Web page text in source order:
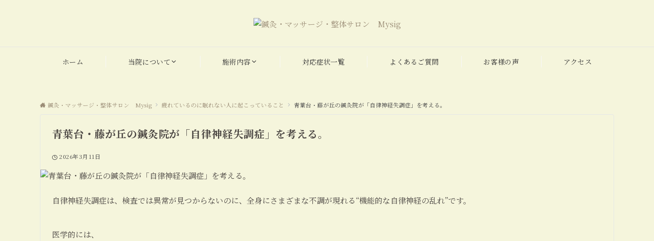
ホーム 当院について 施術内容 対応症状一覧 よくあるご質問 お客様の声 アクセス
鍼灸・マッサージ・整体サロン Mysig 疲れているのに眠れない人に起こっていること 青葉台・藤が丘の鍼灸院が「自律神経失調症」を考える。
青葉台・藤が丘の鍼灸院が「自律神経失調症」を考える。
2026年3月11日
自律神経失調症は、検査では異常が見つからないのに、全身にさまざまな不調が現れる“機能的な自律神経の乱れ”です。
医学的には、